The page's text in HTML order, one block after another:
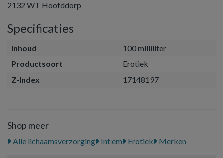
2132 WT Hoofddorp
Specificaties
inhoud
100 milliliter
Productsoort
Erotiek
Z-Index
17148197
Shop meer
Alle lichaamsverzorging Intiem Erotiek Merken